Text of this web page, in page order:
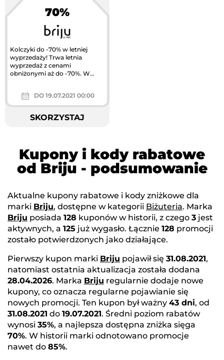
70%
Kolczyki do -70% w letniej
wyprzedaży! Trwa letnia
wyprzedaż z cenami
obniżonymi aż do -70%. W
DO 19.07.2021 00:00
SKORZYSTAJ
Kupony i kody rabatowe
od Briju - podsumowanie
Aktualne kupony rabatowe i kody zniżkowe dla
marki Briju, dostępne w kategorii Biżuteria. Marka
Briju posiada 128 kuponów w historii, z czego 3 jest
aktywnych, a 125 już wygasło. Łącznie 128 promocji
zostało potwierdzonych jako działające.
Pierwszy kupon marki Briju pojawił się 31.08.2021,
natomiast ostatnia aktualizacja została dodana
28.04.2026. Marka Briju regularnie dodaje nowe
kupony, co oznacza regularne pojawianie się
nowych promocji. Ten kupon był ważny 43 dni, od
31.08.2021 do 19.07.2021. Średni poziom rabatów
wynosi 35%, a najlepsza dostępna zniżka sięga
70%. W historii marki odnotowano promocje
nawet do 85%.